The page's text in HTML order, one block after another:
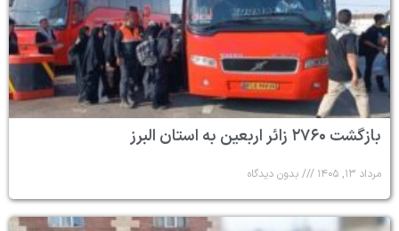
بازگشت ۲۷۶۰ زائر اربعین به استان البرز
مرداد ۱۳, ۱۴۰۵ بدون دیدگاه